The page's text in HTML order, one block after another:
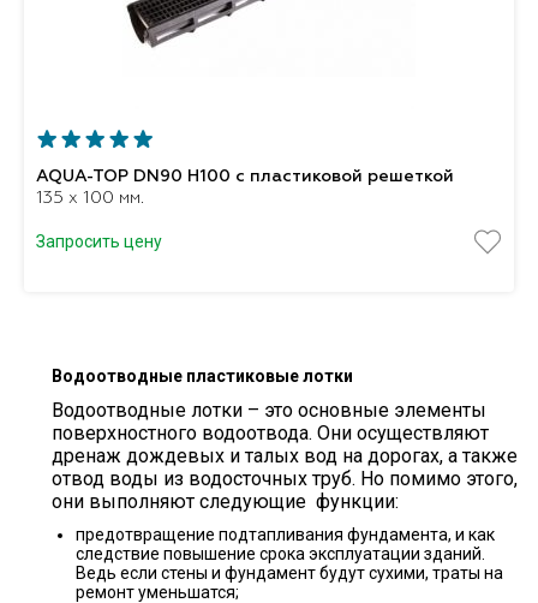
AQUA-TOP DN90 H100 с пластиковой решеткой
135 x 100 мм.
Запросить цену
Водоотводные пластиковые лотки
Водоотводные лотки – это основные элементы
поверхностного водоотвода. Они осуществляют
дренаж дождевых и талых вод на дорогах, а также
отвод воды из водосточных труб. Но помимо этого,
они выполняют следующие функции:
предотвращение подтапливания фундамента, и как
следствие повышение срока эксплуатации зданий.
Ведь если стены и фундамент будут сухими, траты на
ремонт уменьшатся;